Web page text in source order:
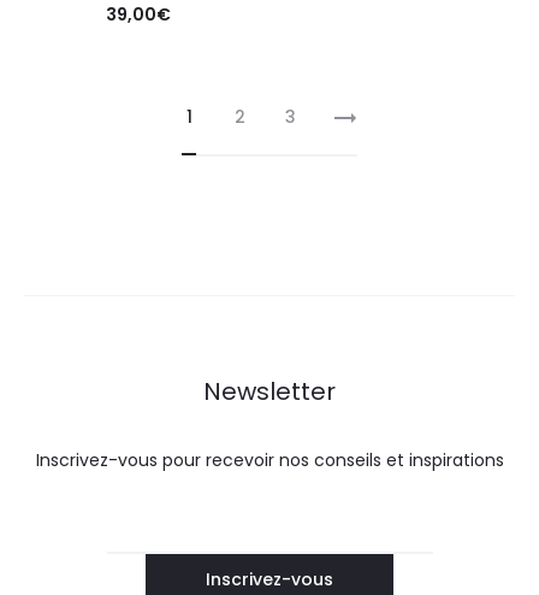
39,00€
1 2 3
Newsletter
Inscrivez-vous pour recevoir nos conseils et inspirations